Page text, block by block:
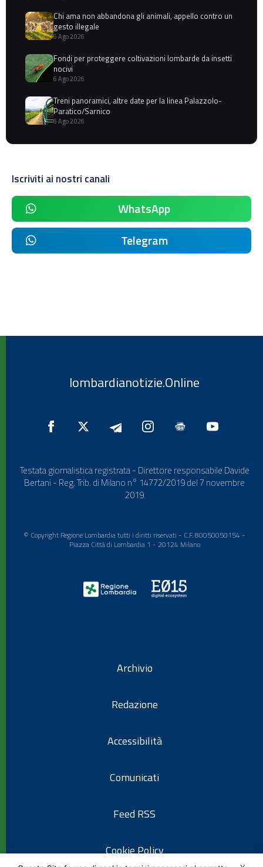
Chi ama non abbandona gli animali, appello contro un
gesto illegale
6 Ago 2026
Fondi per proteggere coltivazioni lombarde da insetti
nocivi
6 Ago 2026
Treni panoramici, altre date per la linea Palazzolo-
Paratico/Sarnico
6 Ago 2026
Iscriviti ai nostri canali
WhatsApp
Telegram
lombardianotizie.Online
Testata giornalistica registrata - Direttore responsabile Davide
Bertani - Reg. Trib. di Milano n° 14772/2019 del 7 novembre
2019
© Copyright Regione Lombardia tutti i diritti riservati - C.F. 80050050154 -
Piazza Città di Lombardia 1 - 20124 Milano
Archivio
Redazione
Accessibilità
Comunicati
Feed RSS
Cookie Policy